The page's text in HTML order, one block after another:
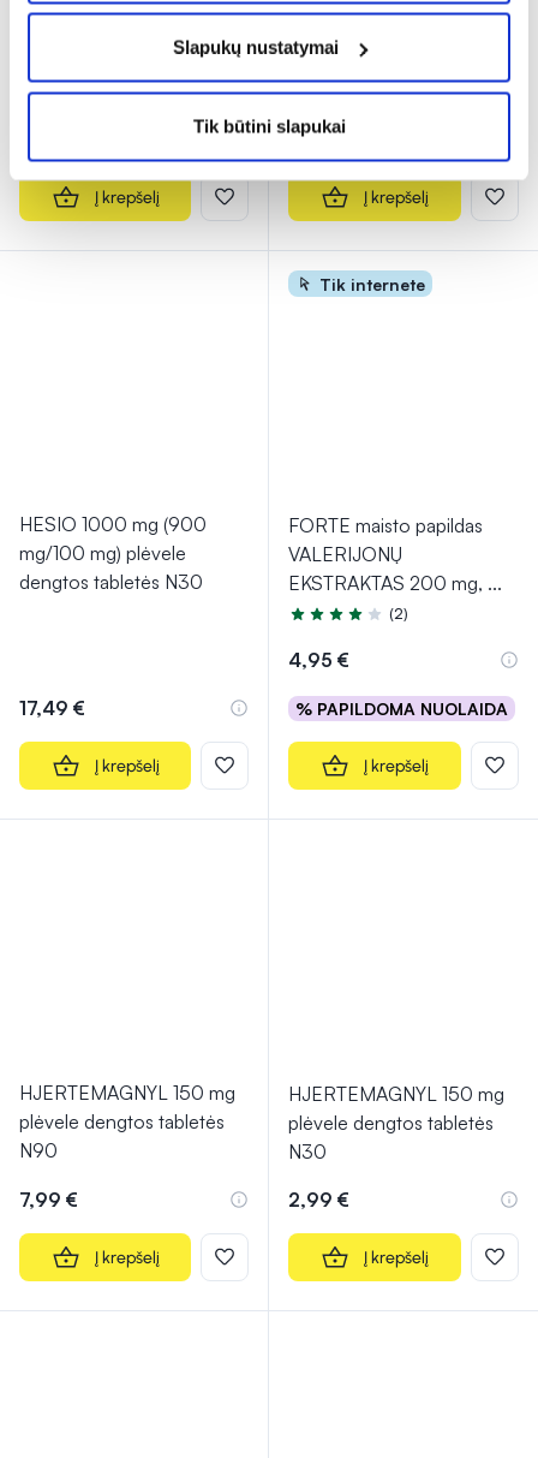
Slapukų nustatymai
Tik būtini slapukai
dengtos tabletės N30
Į krepšelį
papildas MEMORIL
FORTE, 30 kaps.
7,73 €* 11,89 €
% PAPILDOMA NUOLAIDA
Į krepšelį
HESIO 1000 mg (900
mg/100 mg) plėvele
dengtos tabletės N30
17,49 €
Į krepšelį
Tik internete
FORTE maisto papildas
VALERIJONŲ
EKSTRAKTAS 200 mg, ...
Įvertinimas 4.0 iš 5
(2)
4,95 €
% PAPILDOMA NUOLAIDA
Į krepšelį
HJERTEMAGNYL 150 mg
plėvele dengtos tabletės
N90
7,99 €
Į krepšelį
HJERTEMAGNYL 150 mg
plėvele dengtos tabletės
N30
2,99 €
Į krepšelį